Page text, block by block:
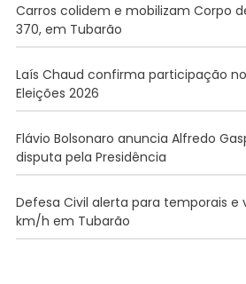
Carros colidem e mobilizam Corpo
370, em Tubarão
Laís Chaud confirma participação
Eleições 2026
Flávio Bolsonaro anuncia Alfredo
disputa pela Presidência
Defesa Civil alerta para temporais e
km/h em Tubarão